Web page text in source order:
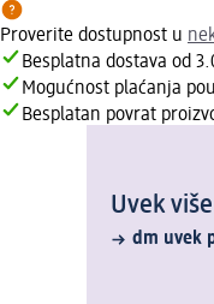
Proverite dostupnost u
Besplatna dostava od
Mogućnost plaćanja
Besplatan povrat
Uvek
dm uvek